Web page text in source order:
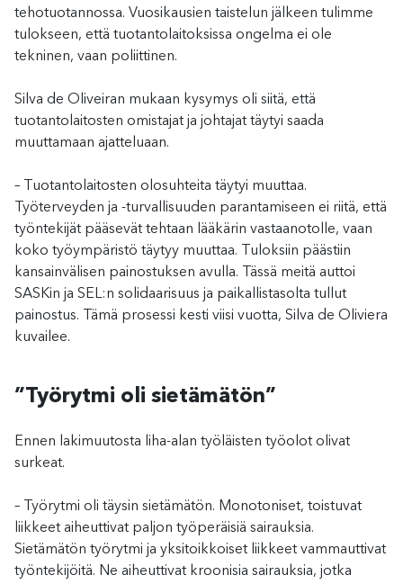
tehotuotannossa. Vuosikausien taistelun jälkeen tulimme
tulokseen, että tuotantolaitoksissa ongelma ei ole
tekninen, vaan poliittinen.
Silva de Oliveiran mukaan kysymys oli siitä, että
tuotantolaitosten omistajat ja johtajat täytyi saada
muuttamaan ajatteluaan.
– Tuotantolaitosten olosuhteita täytyi muuttaa.
Työterveyden ja -turvallisuuden parantamiseen ei riitä, että
työntekijät pääsevät tehtaan lääkärin vastaanotolle, vaan
koko työympäristö täytyy muuttaa. Tuloksiin päästiin
kansainvälisen painostuksen avulla. Tässä meitä auttoi
SASKin ja SEL:n solidaarisuus ja paikallistasolta tullut
painostus. Tämä prosessi kesti viisi vuotta, Silva de Oliviera
kuvailee.
”Työrytmi oli sietämätön”
Ennen lakimuutosta liha-alan työläisten työolot olivat
surkeat.
– Työrytmi oli täysin sietämätön. Monotoniset, toistuvat
liikkeet aiheuttivat paljon työperäisiä sairauksia.
Sietämätön työrytmi ja yksitoikkoiset liikkeet vammauttivat
työntekijöitä. Ne aiheuttivat kroonisia sairauksia, jotka